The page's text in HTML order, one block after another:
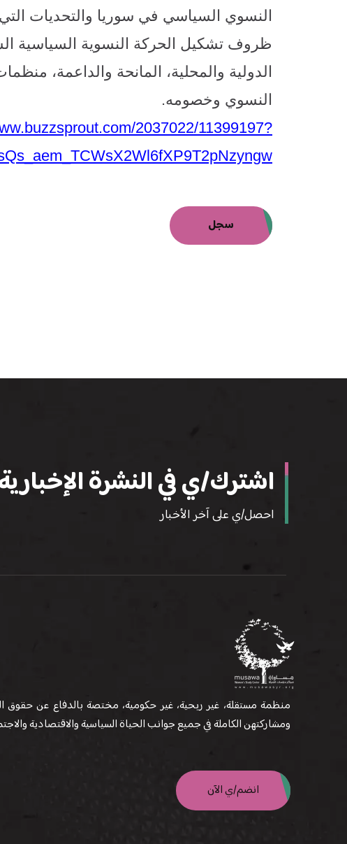
النسوي السياسي في سوريا والتحديات التي
ظروف تشكيل الحركة النسوية السياسية
الدولية والمحلية، المانحة والداعمة،
النسوي وخصومه.
2037022/11399197?
سجل
اشترك/ي في النشرة
احصل/ي على آخر الأخبار
منظمة مستقلة، غير ربحية، غير حكومية، مختصة بالدفاع عن حقوق
ومشاركتهن الكاملة في جميع جوانب الحياة السياسية والاقتصادية
انضم/ي الآن